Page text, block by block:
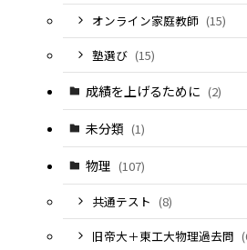
オンライン家庭教師 (15)
塾選び (15)
成績を上げるために (2)
未分類 (1)
物理 (107)
共通テスト (8)
旧帝大＋東工大物理過去問